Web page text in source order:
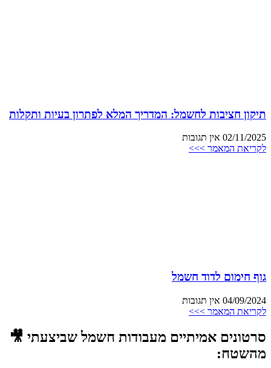
תיקון חציבות לחשמל: המדריך המלא לפתרון בעיות ותקלות
02/11/2025 אין תגובות
לקריאת המאמר >>>
גוף חימום לדוד חשמל
04/09/2024 אין תגובות
לקריאת המאמר >>>
סרטונים אמיתיים מעבודות חשמל שביצעתי 🎥
מהשטח: